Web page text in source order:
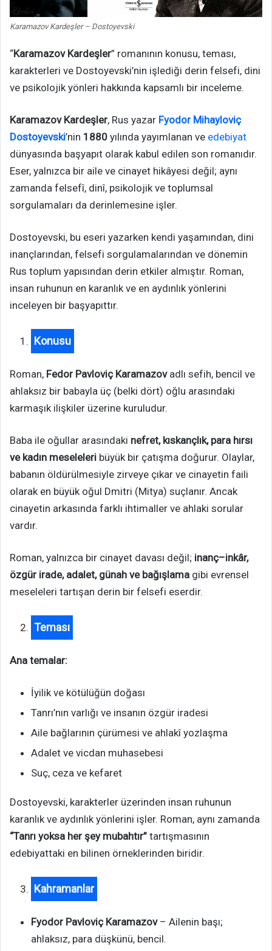
Karamazov Kardeşler – Dostoyevski
“Karamazov Kardeşler” romanının konusu, teması,
karakterleri ve Dostoyevski’nin işlediği derin felsefi, dini
ve psikolojik yönleri hakkında kapsamlı bir inceleme.
Karamazov Kardeşler, Rus yazar Fyodor Mihayloviç
Dostoyevski’nin 1880 yılında yayımlanan ve edebiyat
dünyasında başyapıt olarak kabul edilen son romanıdır.
Eser, yalnızca bir aile ve cinayet hikâyesi değil; aynı
zamanda felsefî, dinî, psikolojik ve toplumsal
sorgulamaları da derinlemesine işler.
Dostoyevski, bu eseri yazarken kendi yaşamından, dini
inançlarından, felsefi sorgulamalarından ve dönemin
Rus toplum yapısından derin etkiler almıştır. Roman,
insan ruhunun en karanlık ve en aydınlık yönlerini
inceleyen bir başyapıttır.
Konusu
Roman, Fedor Pavloviç Karamazovadlı sefih, bencil ve
ahlaksız bir babayla üç (belki dört) oğlu arasındaki
karmaşık ilişkiler üzerine kuruludur.
Baba ile oğullar arasındaki nefret, kıskançlık, para hırsı
ve kadın meseleleri büyük bir çatışma doğurur. Olaylar,
babanın öldürülmesiyle zirveye çıkar ve cinayetin faili
olarak en büyük oğul Dmitri (Mitya) suçlanır. Ancak
cinayetin arkasında farklı ihtimaller ve ahlaki sorular
vardır.
Roman, yalnızca bir cinayet davası değil; inanç–inkâr,
özgür irade, adalet, günah ve bağışlama gibi evrensel
meseleleri tartışan derin bir felsefi eserdir.
Teması
Ana temalar:
İyilik ve kötülüğün doğası
Tanrı’nın varlığı ve insanın özgür iradesi
Aile bağlarının çürümesi ve ahlakî yozlaşma
Adalet ve vicdan muhasebesi
Suç, ceza ve kefaret
Dostoyevski, karakterler üzerinden insan ruhunun
karanlık ve aydınlık yönlerini işler. Roman, aynı zamanda
“Tanrı yoksa her şey mubahtır” tartışmasının
edebiyattaki en bilinen örneklerinden biridir.
Kahramanlar
Fyodor Pavloviç Karamazov– Ailenin başı;
ahlaksız, para düşkünü, bencil.